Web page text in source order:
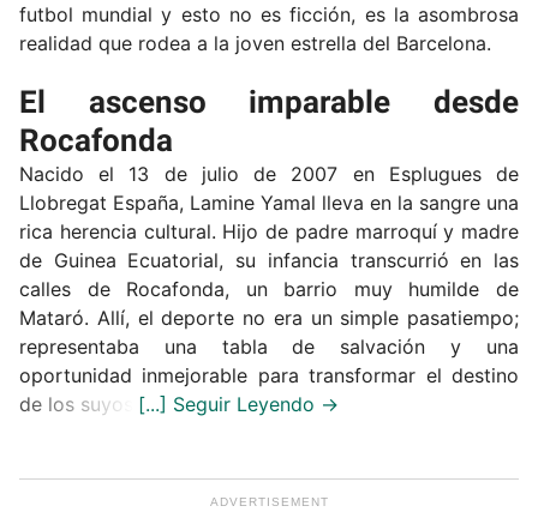
futbol mundial y esto no es ficción, es la asombrosa
realidad que rodea a la joven estrella del Barcelona.
El ascenso imparable desde
Rocafonda
Nacido el 13 de julio de 2007 en Esplugues de
Llobregat España, Lamine Yamal lleva en la sangre una
rica herencia cultural. Hijo de padre marroquí y madre
de Guinea Ecuatorial, su infancia transcurrió en las
calles de Rocafonda, un barrio muy humilde de
Mataró. Allí, el deporte no era un simple pasatiempo;
representaba una tabla de salvación y una
oportunidad inmejorable para transformar el destino
de los suyos.